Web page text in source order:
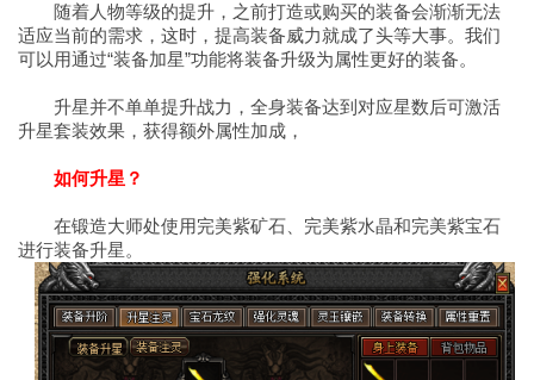
随着人物等级的提升，之前打造或购买的装备会渐渐无法
适应当前的需求，这时，提高装备威力就成了头等大事。我们
可以用通过“装备加星”功能将装备升级为属性更好的装备。
升星并不单单提升战力，全身装备达到对应星数后可激活
升星套装效果，获得额外属性加成，
如何升星？
在锻造大师处使用完美紫矿石、完美紫水晶和完美紫宝石
进行装备升星。